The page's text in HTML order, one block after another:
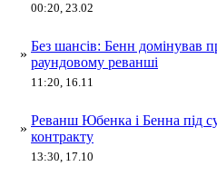
00:20, 23.02
»
Без шансів: Бенн домінував
раундовому реванші
11:20, 16.11
»
Реванш Юбенка і Бенна під
контракту
13:30, 17.10